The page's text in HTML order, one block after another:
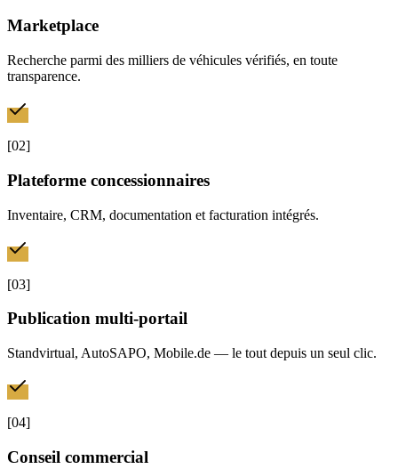
Marketplace
Recherche parmi des milliers de véhicules vérifiés, en toute
transparence.
[02]
Plateforme concessionnaires
Inventaire, CRM, documentation et facturation intégrés.
[03]
Publication multi-portail
Standvirtual, AutoSAPO, Mobile.de — le tout depuis un seul clic.
[04]
Conseil commercial